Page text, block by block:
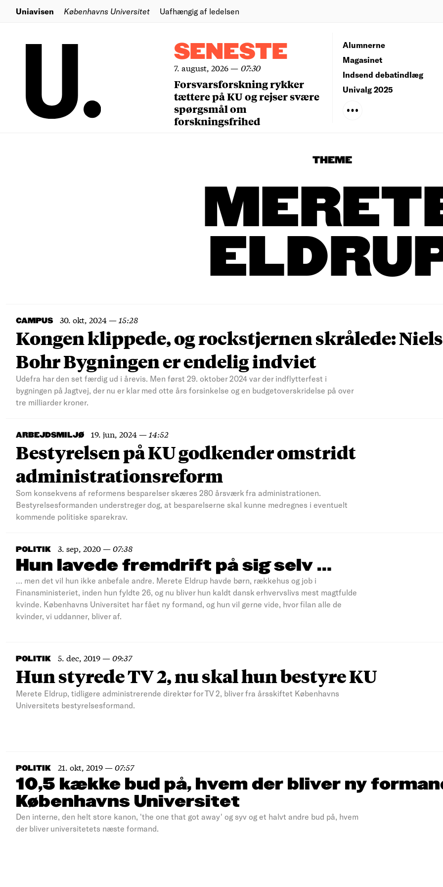
Uniavisen Københavns Universitet Uafhængig af ledelsen
SENESTE
7. august, 2026— 07:30
Forsvarsforskning rykker
tættere på KU og rejser svære
spørgsmål om
forskningsfrihed
Alumnerne
Magasinet
Indsend debatindlæg
Univalg 2025
THEME
CAMPUS 30. okt, 2024— 15:28
Kongen klippede, og rockstjernen skrålede: Niels
Bohr Bygningen er endelig indviet
Udefra har den set færdig ud i årevis. Men først 29. oktober 2024 var der indflytterfest i
bygningen på Jagtvej, der nu er klar med otte års forsinkelse og en budgetoverskridelse på over
tre milliarder kroner.
ARBEJDSMILJØ 19. jun, 2024— 14:52
Bestyrelsen på KU godkender omstridt
administrationsreform
Som konsekvens af reformens besparelser skæres 280 årsværk fra administrationen.
Bestyrelsesformanden understreger dog, at besparelserne skal kunne medregnes i eventuelt
kommende politiske sparekrav.
POLITIK 3. sep, 2020—07:38
Hun lavede fremdrift på sig selv …
… men det vil hun ikke anbefale andre. Merete Eldrup havde børn, rækkehus og job i
Finansministeriet, inden hun fyldte 26, og nu bliver hun kaldt dansk erhvervslivs mest magtfulde
kvinde. Københavns Universitet har fået ny formand, og hun vil gerne vide, hvor filan alle de
kvinder, vi uddanner, bliver af.
POLITIK 5. dec, 2019—09:37
Hun styrede TV 2, nu skal hun bestyre KU
Merete Eldrup, tidligere administrerende direktør for TV 2, bliver fra årsskiftet Københavns
Universitets bestyrelsesformand.
POLITIK 21. okt, 2019—07:57
10,5 kække bud på, hvem der bliver ny
Københavns Universitet
Den interne, den helt store kanon, 'the one that got away' og syv og et halvt andre bud på, hvem
der bliver universitetets næste formand.